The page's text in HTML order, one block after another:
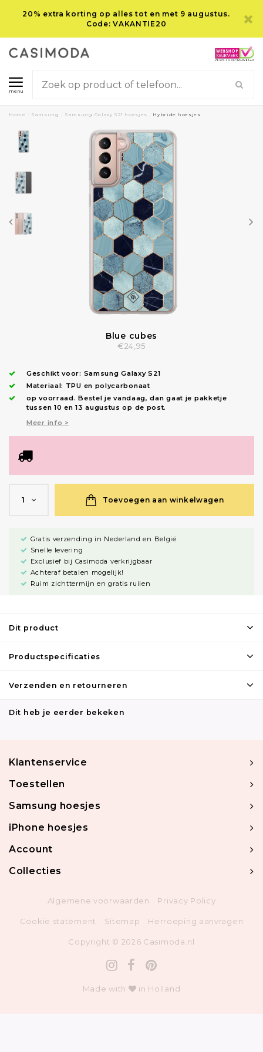
20% extra korting op alles tot en met 9 augustus.
Code: VAKANTIE20
menu
Home Samsung Samsung Galaxy S21 hoesjes Hybride hoesjes
Blue cubes
€24,95
Geschikt voor: Samsung Galaxy S21
Materiaal: TPU en polycarbonaat
op voorraad.Bestel je vandaag, dan gaat je pakketje
tussen 10 en 13 augustus op de post.
Meer info >
1 Toevoegen aan winkelwagen
Gratis verzending in Nederland en België
Snelle levering
Exclusief bij Casimoda verkrijgbaar
Achteraf betalen mogelijk!
Ruim zichttermijn en gratis ruilen
Dit product
Productspecificaties
Verzenden en retourneren
Dit heb je eerder bekeken
Klantenservice
Toestellen
Samsung hoesjes
iPhone hoesjes
Account
Collecties
Algemene voorwaarden Privacy Policy
Cookie statement Sitemap Herroeping aanvragen
Copyright © 2026 Casimoda.nl
Made with in Holland